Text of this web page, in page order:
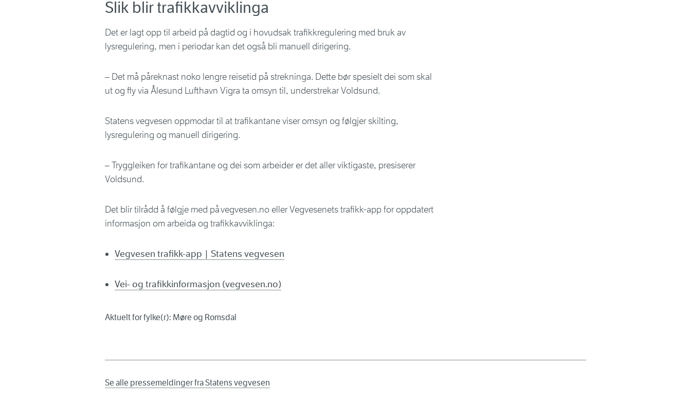
Slik blir trafikkavviklinga
Det er lagt opp til arbeid på dagtid og i hovudsak trafikkregulering med bruk av
lysregulering, men i periodar kan det også bli manuell dirigering.
– Det må påreknast noko lengre reisetid på strekninga. Dette bør spesielt dei som skal
ut og fly via Ålesund Lufthavn Vigra ta omsyn til, understrekar Voldsund.
Statens vegvesen oppmodar til at trafikantane viser omsyn og følgjer skilting,
lysregulering og manuell dirigering.
– Tryggleiken for trafikantane og dei som arbeider er det aller viktigaste, presiserer
Voldsund.
Det blir tilrådd å følgje med på vegvesen.no eller Vegvesenets trafikk-app for oppdatert
informasjon om arbeida og trafikkavviklinga:
Vegvesen trafikk-app | Statens vegvesen
Vei- og trafikkinformasjon (vegvesen.no)
Aktuelt for fylke(r): Møre og Romsdal
Se alle pressemeldinger fra Statens vegvesen